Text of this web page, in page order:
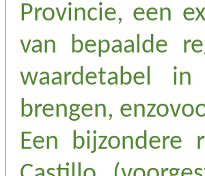
Provincie, een
van bepaalde
waardetabel
brengen,
Een bijzondere